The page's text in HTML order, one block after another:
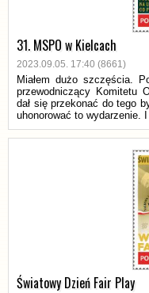
31. MSPO w Kielcach
2023.09.05. 17:40 (8661)
Miałem dużo szczęścia.
przewodniczący Komitetu
dał się przekonać do tego
uhonorować to wydarzenie.
Światowy Dzień Fair Play